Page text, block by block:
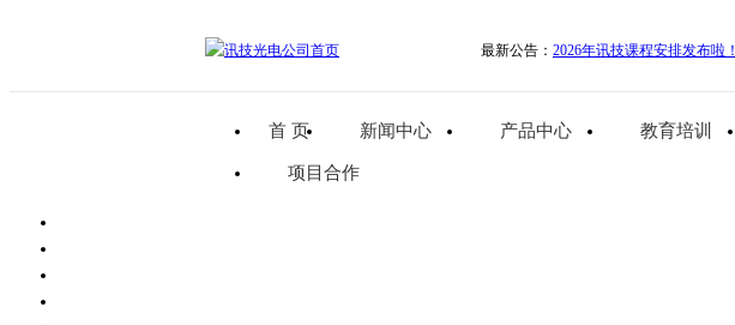
最新公告： 2026年讯技课程安排发布啦！
首 页 新闻中心 产品中心 教育培训
项目合作